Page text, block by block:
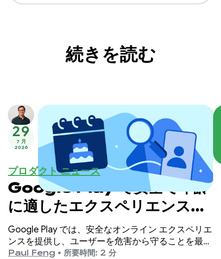
続きを読む
29
7 月
2026
プロダクト ニュース
Google Play で安全で年齢
に適したエクスペリエンスを
提供
Google Play では、安全なオンライン エクスペリエ
ンスを提供し、ユーザーを危害から守ることを最優
先事項としています。
Paul Feng • 所要時間: 2 分